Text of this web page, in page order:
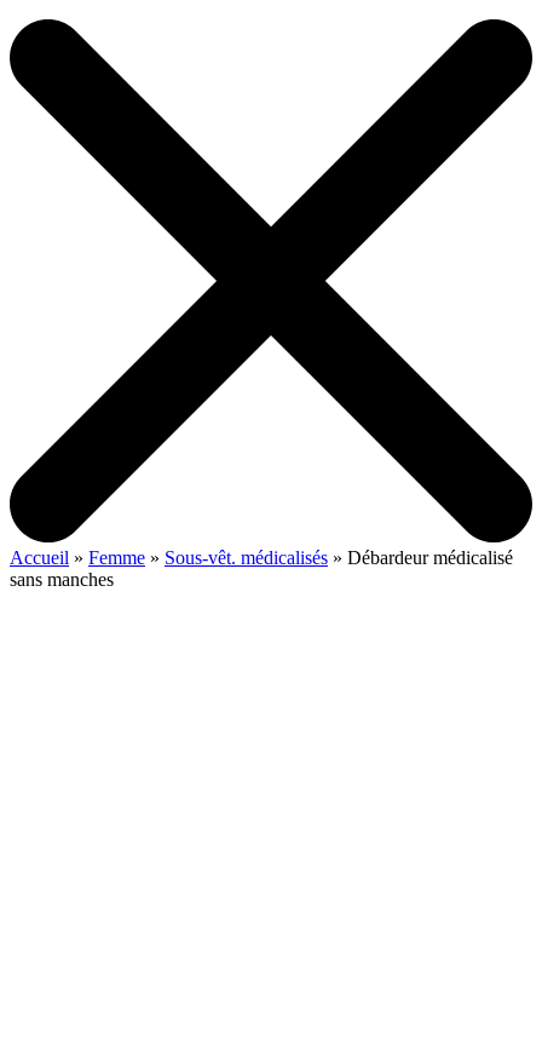
Accueil » Femme » Sous-vêt. médicalisés » Débardeur médicalisé
sans manches